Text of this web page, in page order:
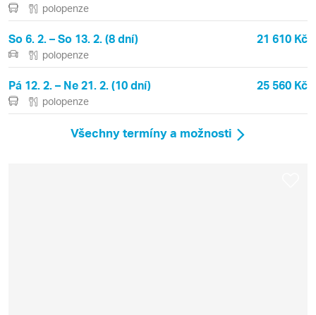
polopenze
So 6. 2. – So 13. 2. (8 dní) 21 610 Kč
polopenze
Pá 12. 2. – Ne 21. 2. (10 dní) 25 560 Kč
polopenze
Všechny termíny a možnosti